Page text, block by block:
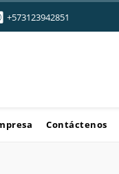
+573123942851
Contáctenos